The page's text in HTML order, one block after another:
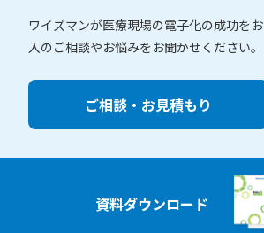
ワイズマンが医療現場の電子化の成功をお
入のご相談やお悩みをお聞かせください。
ご相談・お見積もり
資料ダウンロード